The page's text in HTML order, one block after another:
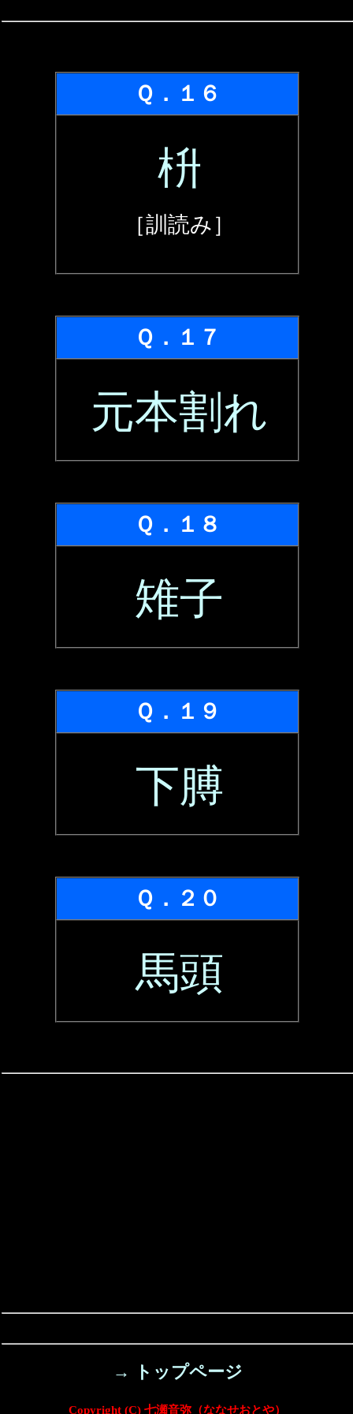
Ｑ．１６
枡
［訓読み］
Ｑ．１７
元本割れ
Ｑ．１８
雉子
Ｑ．１９
下膊
Ｑ．２０
馬頭
→ トップページ
Copyright (C) 七瀬音弥（ななせおとや）